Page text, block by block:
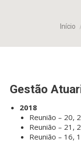
Início
Gestão
2018
Reunião – 20,
Reunião – 21,
Reunião – 16,